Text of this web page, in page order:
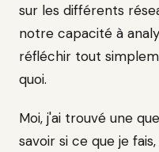
sur les différents
notre capacité à
réfléchir tout
quoi.
Moi, j'ai trouvé une
savoir si ce que je